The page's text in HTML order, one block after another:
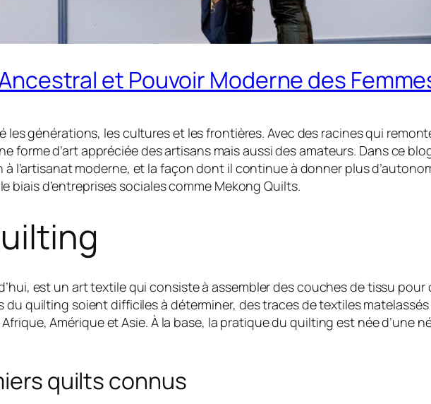
et Pouvoir Moderne des
générations, les cultures et les frontières. Avec des racines qui
forme d’art appréciée des artisans mais aussi des amateurs. Dans ce
l’artisanat moderne, et la façon dont il continue à donner plus
biais d’entreprises sociales comme Mekong Quilts.
est un art textile qui consiste à assembler des couches de tissu pour
quilting soient difficiles à déterminer, des traces de textiles
Amérique et Asie. À la base, la pratique du quilting est née d’une
quilts connus